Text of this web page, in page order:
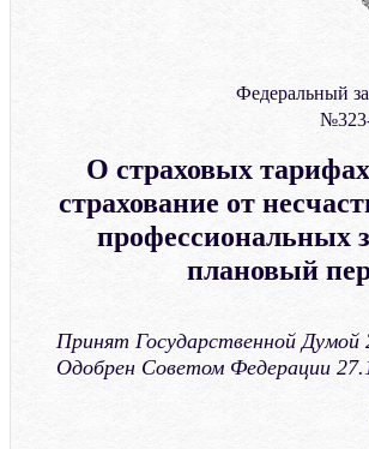
Федеральный
О страховых
страхование от
профессиональных
плановый
Принят Государственной Думой
Одобрен Советом Федерации